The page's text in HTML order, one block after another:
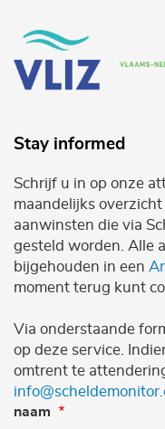
Stay informed
Schrijf u in op onze
maandelijks
aanwinsten die via
gesteld worden. Alle
bijgehouden in een
moment terug kunt
Via onderstaande
op deze service.
omtrent te
naam